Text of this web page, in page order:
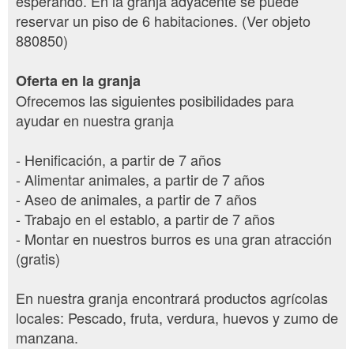
reservar un piso de 6 habitaciones. (Ver objeto
880850)
Oferta en la granja
Ofrecemos las siguientes posibilidades para
ayudar en nuestra granja
- Henificación, a partir de 7 años
- Alimentar animales, a partir de 7 años
- Aseo de animales, a partir de 7 años
- Trabajo en el establo, a partir de 7 años
- Montar en nuestros burros es una gran atracción
(gratis)
En nuestra granja encontrará productos agrícolas
locales: Pescado, fruta, verdura, huevos y zumo de
manzana.